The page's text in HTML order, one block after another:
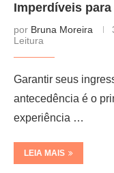
Imperdíveis
por Bruna Moreira
Leitura
Garantir seus
antecedência é o
experiência …
LEIA MAIS